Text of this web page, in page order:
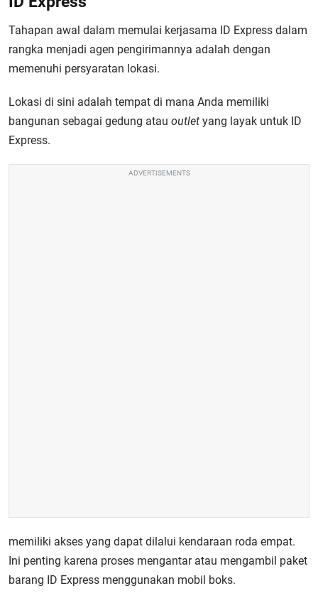
Tahapan awal dalam memulai kerjasama ID Express dalam
rangka menjadi agen pengirimannya adalah dengan
memenuhi persyaratan lokasi.
Lokasi di sini adalah tempat di mana Anda memiliki
bangunan sebagai gedung atau outlet yang layak untuk ID
Express.
ADVERTISEMENTS
memiliki akses yang dapat dilalui kendaraan roda empat.
Ini penting karena proses mengantar atau mengambil paket
barang ID Express menggunakan mobil boks.